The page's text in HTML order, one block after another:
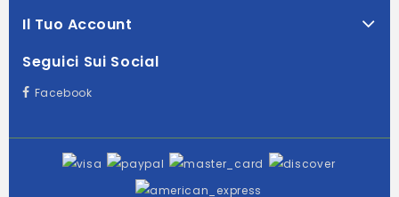
Il Tuo Account
Seguici Sui Social
Facebook